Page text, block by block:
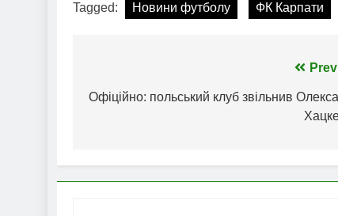
Tagged: Новини футболу ФК Карпати
записів
Офіційно: польський клуб звільнив